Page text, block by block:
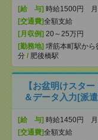
[給 与] 時給1500円 月
[交通費]全額支給
[月収例] 20～25万円
[勤務地] 堺筋本町駅から
分 / 肥後橋駅
【お盆明けスタ
＆データ入力[派
[給 与] 時給1450円 月
[交通費]全額支給